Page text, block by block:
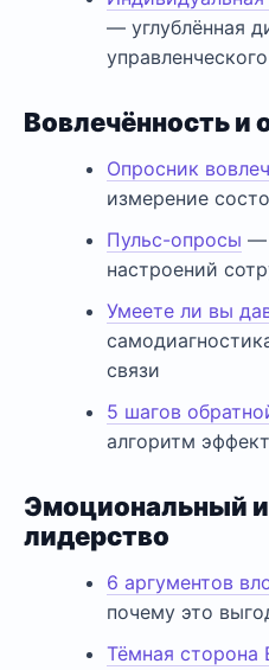
— углублённая
Вовлечённость и
Опросник
измерение
Пульс-опросы —
настроений
Умеете ли вы
связи
5 шагов
алгоритм
Эмоциональный
лидерство
6 аргументов
почему это
Тёмная сторона